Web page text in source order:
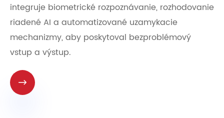
integruje biometrické rozpoznávanie, rozhodovanie
riadené AI a automatizované uzamykacie
mechanizmy, aby poskytoval bezproblémový
vstup a výstup.
